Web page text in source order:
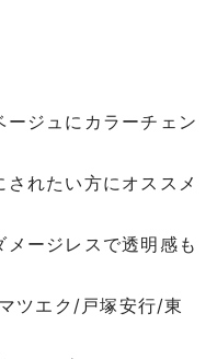
ジュにカラーチェン
れたい方にオススメ
ージレスで透明感も
ツエク/戸塚安行/東